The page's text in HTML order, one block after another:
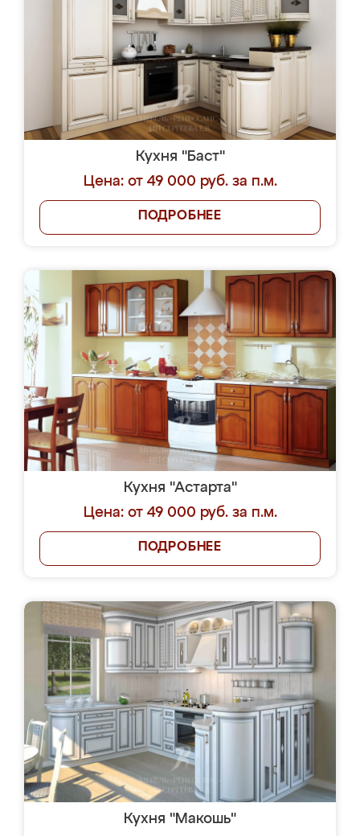
Кухня "Баст"
Цена: от 49 000 руб. за п.м.
ПОДРОБНЕЕ
Кухня "Астарта"
Цена: от 49 000 руб. за п.м.
ПОДРОБНЕЕ
Кухня "Макошь"